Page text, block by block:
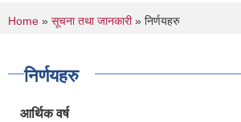
You are here
Home » सूचना तथा जानकारी» निर्णयहरु
निर्णयहरु
आर्थिक वर्ष